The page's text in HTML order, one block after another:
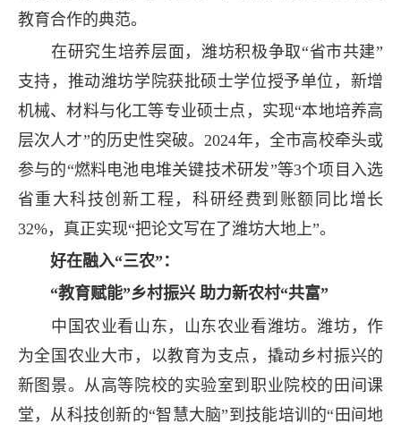
教育合作的典范。
在研究生培养层面，潍坊积极争取“省市共建”
支持，推动潍坊学院获批硕士学位授予单位，新增
机械、材料与化工等专业硕士点，实现“本地培养高
层次人才”的历史性突破。2024年，全市高校牵头或
参与的“燃料电池电堆关键技术研发”等3个项目入选
省重大科技创新工程，科研经费到账额同比增长
32%，真正实现“把论文写在了潍坊大地上”。
好在融入“三农”：
“教育赋能”乡村振兴 助力新农村“共富”
中国农业看山东，山东农业看潍坊。潍坊，作
为全国农业大市，以教育为支点，撬动乡村振兴的
新图景。从高等院校的实验室到职业院校的田间课
堂，从科技创新的“智慧大脑”到技能培训的“田间地